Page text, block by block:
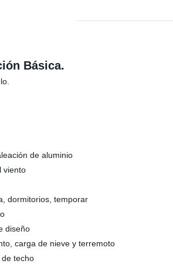
Básica.
de aluminio
viento
dormitorios, temporar
diseño
carga de nieve y terremoto
de techo